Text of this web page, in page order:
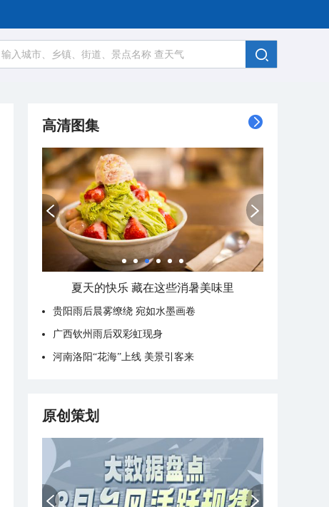
高清图集
夏天的快乐 藏在这些消暑美味里
贵阳雨后晨雾缭绕 宛如水墨画卷
广西钦州雨后双彩虹现身
河南洛阳“花海”上线 美景引客来
原创策划